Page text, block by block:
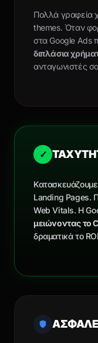
Πολλά γραφεία
themes. Όταν
στα Google Ads
διπλάσια
ανταγωνιστές
✓
Landing Pages.
Web Vitals. Η
μειώνοντας το
δραματικά το